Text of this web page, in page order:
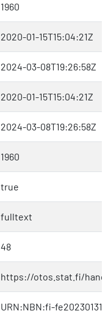
1960
2020-01-15T15:04:21Z
2024-03-08T19:26:58Z
2020-01-15T15:04:21Z
2024-03-08T19:26:58Z
1960
true
fulltext
48
https://otos.stat.fi/
URN:NBN:fi-